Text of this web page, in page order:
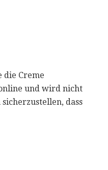
die Creme
und wird nicht
dass